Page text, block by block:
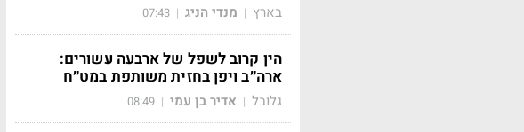
בארץ | מנדי הניג |
07:43
הין קרוב לשפל של ארבעה עשורים:
ארה״ב ויפן בחזית משותפת במט״ח
גלובל | אדיר בן עמי |
08:49